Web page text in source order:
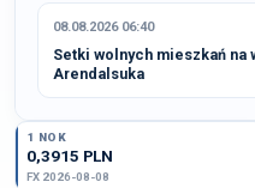
08.08.2026 06:40
Setki wolnych mieszkań na
Arendalsuka
1 NOK
0,3915 PLN
FX 2026-08-08